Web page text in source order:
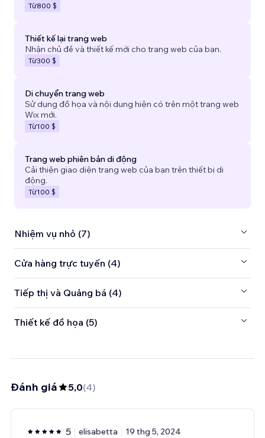
Từ800 $
Thiết kế lại trang web
Nhận chủ đề và thiết kế mới cho trang web của bạn.
Từ300 $
Di chuyển trang web
Sử dụng đồ họa và nội dung hiện có trên một trang web
Wix mới.
Từ100 $
Trang web phiên bản di động
Cải thiện giao diện trang web của bạn trên thiết bị di
động.
Từ100 $
Nhiệm vụ nhỏ (7)
Cửa hàng trực tuyến (4)
Tiếp thị và Quảng bá (4)
Thiết kế đồ họa (5)
Đánh giá 5,0(4)
5 elisabetta 19 thg 5, 2024